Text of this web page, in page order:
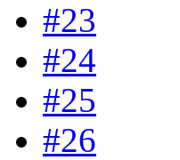
#23
#24
#25
#26